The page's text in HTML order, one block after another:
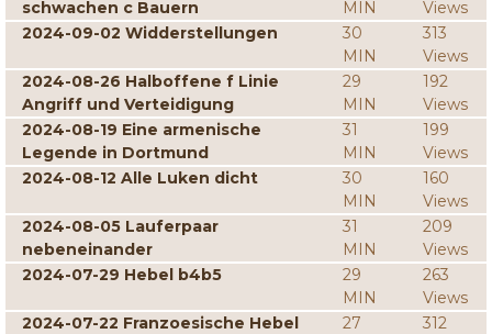
schwachen c Bauern
MIN
Views
2024-09-02 Widderstellungen
30
MIN
313
Views
2024-08-26 Halboffene f Linie
Angriff und Verteidigung
29
MIN
192
Views
2024-08-19 Eine armenische
Legende in Dortmund
31
MIN
199
Views
2024-08-12 Alle Luken dicht
30
MIN
160
Views
2024-08-05 Lauferpaar
nebeneinander
31
MIN
209
Views
2024-07-29 Hebel b4b5
29
MIN
263
Views
2024-07-22 Franzoesische Hebel
27
312